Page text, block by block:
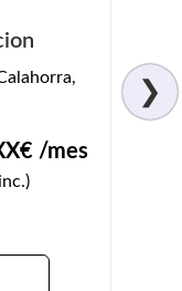
€ /mes
❯